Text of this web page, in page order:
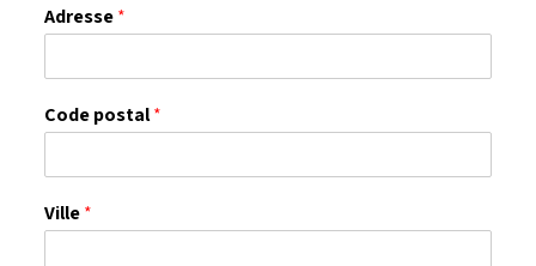
Adresse*
Code postal*
Ville*